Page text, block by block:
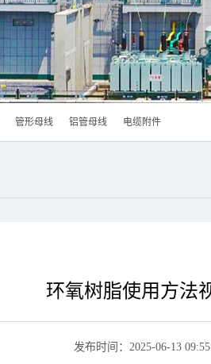
管形母线 铝管母线 电缆附件
环氧树脂使用方法
发布时间：2025-06-13